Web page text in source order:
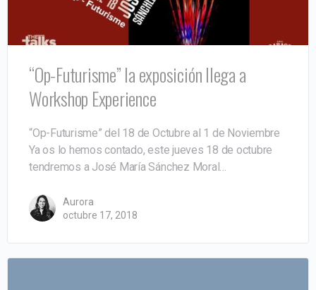
“Op-Futurisme” la exposición llega a
Workshop Experience
“Op-Futurisme” del 18 de Octubre al 1 de Noviembre
Ya os lo hemos contado, este jueves 18 de octubre
tendremos a José María Sánchez Moral…
Aurora
octubre 17, 2018